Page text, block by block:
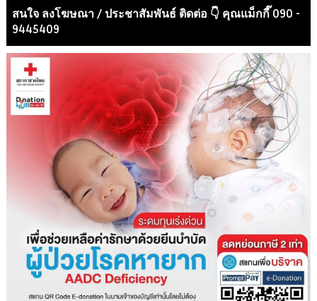
สนใจ ลงโฆษณา / ประชาสัมพันธ์ ติดต่อ 👇 คุณแม็กกี๊ 090 -
9445409